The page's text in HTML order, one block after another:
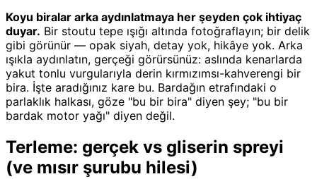
Koyu biralar arka aydınlatmaya her şeyden çok ihtiyaç
duyar. Bir stoutu tepe ışığı altında fotoğraflayın; bir delik
gibi görünür — opak siyah, detay yok, hikâye yok. Arka
ışıkla aydınlatın, gerçeği görürsünüz: aslında kenarlarda
yakut tonlu vurgularıyla derin kırmızımsı-kahverengi bir
bira. İşte aradığınız kare bu. Bardağın etrafındaki o
parlaklık halkası, göze "bu bir bira" diyen şey; "bu bir
bardak motor yağı" diyen değil.
Terleme: gerçek vs gliserin spreyi
(ve mısır şurubu hilesi)